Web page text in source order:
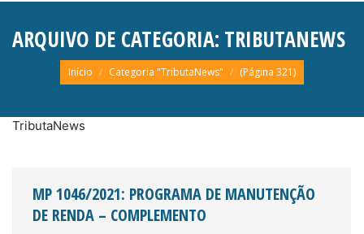
ARQUIVO DE CATEGORIA: TRIBUTANEWS
Você está aqui:
Início Categoria "TributaNews" (Página 321)
TributaNews
MP 1046/2021: PROGRAMA DE MANUTENÇÃO
DE RENDA – COMPLEMENTO